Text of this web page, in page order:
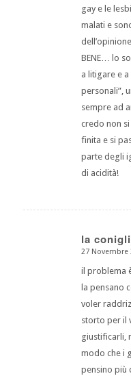
gay e le
malati e
BENE… lo
a litigare e
personali”,
sempre ad
credo non
finita e si
parte degli
di acidità!
la
dice:
27 Novembre
il problema
la pensano
voler
storto per il
giustificarli,
modo che i
pensino più